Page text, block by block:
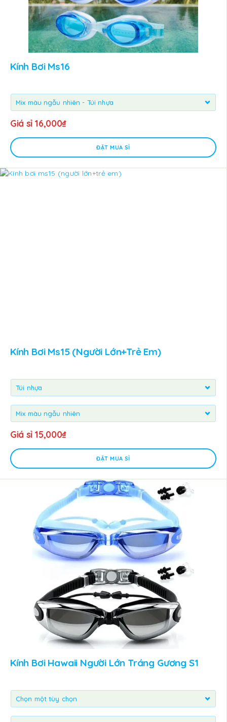
Kính Bơi Ms16
Giá sỉ 16,000₫
ĐẶT MUA SỈ
Kính Bơi Ms15 (người Lớn+trẻ Em)
Giá sỉ 15,000₫
ĐẶT MUA SỈ
Kính Bơi Hawaii Người Lớn Tráng Gương S1